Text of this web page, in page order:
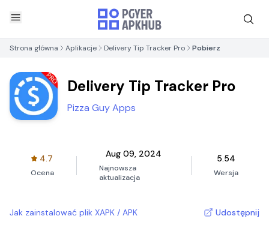
Strona główna Aplikacje Delivery Tip Tracker Pro Pobierz
Delivery Tip Tracker Pro
Pizza Guy Apps
4.7
Ocena
Aug 09, 2024
Najnowsza
aktualizacja
5.54
Wersja
Jak zainstalować plik XAPK / APK Udostępnij